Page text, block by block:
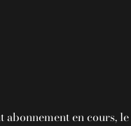
en cours,